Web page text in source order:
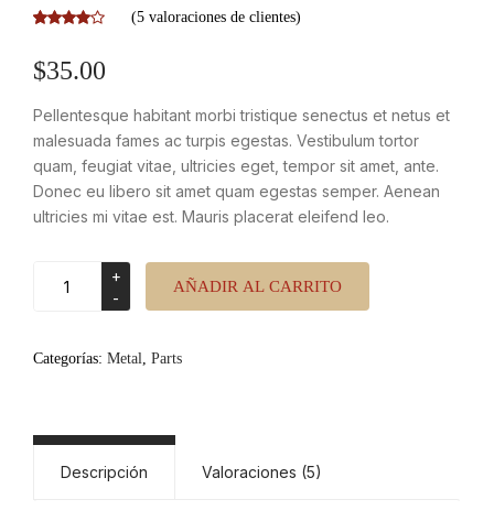
con 4.00
de 5 en
valoraciones
de
clientes
(5 valoraciones de clientes)
$35.00
Pellentesque habitant morbi tristique senectus et netus et
malesuada fames ac turpis egestas. Vestibulum tortor
quam, feugiat vitae, ultricies eget, tempor sit amet, ante.
Donec eu libero sit amet quam egestas semper. Aenean
ultricies mi vitae est. Mauris placerat eleifend leo.
AÑADIR AL CARRITO
Categorías: Metal, Parts
Descripción Valoraciones (5)